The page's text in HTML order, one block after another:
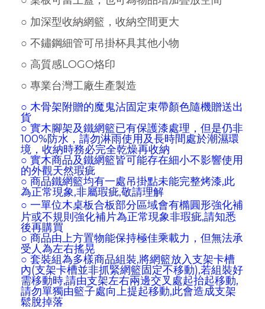
○ 加深型收納網籃，收納空間更大
○ 不鏽鋼細管可吊掛杯具其他小物
○ 高質感LOGO烙印
○ 專業台灣工廠生產製造
○ 木骨架附贈的魔鬼沾固定束帶顏色隨機贈送出
貨
○ 實木腳架及鐵網籃已有保護漆處理，但是仍非
100%防水，請勿淋雨使用及長時間處於潮濕環
境，收納時務必完全乾燥再收納
○ 實木商品及鐵網籃皆可能存在細小不影響使用
的外觀天然瑕疵
○ 商品鐵網籃均有一處吊掛點未能完整烤漆,此
為正常現象,非屬瑕疵,敬請理解
○ 一單位木桌板合板部分區域會有橢圓形強化補
片或不規則強化補片為正常現象非瑕疵,請知悉
後再購買
○ 商品由上方置物能保持極佳乘載力，但無法承
受人為左右搖晃
○ 套裝組為多樣商品組裝,將網籃放入支架卡槽
內(支架卡槽並非抓緊網籃固定不移動),若組裝好
需移動時,請由支架左右兩邊交叉處起抬起移動,
請勿單獨由籃子處向上提起移動,此會造成支架
鬆脫掉落